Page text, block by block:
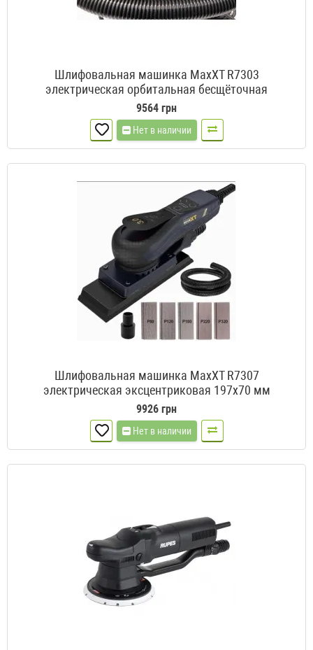
Шлифовальная машинка MaxXT R7303
электрическая орбитальная бесщёточная
9564 грн
Нет в наличии
Шлифовальная машинка MaxXT R7307
электрическая эксцентриковая 197х70 мм
9926 грн
Нет в наличии